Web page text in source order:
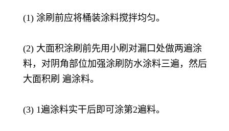
(1) 涂刷前应将桶装涂料搅拌均匀。
(2) 大面积涂刷前先用小刷对漏口处做两遍涂
料，对阴角部位加强涂刷防水涂料三遍，然后
大面积刷 遍涂料。
(3) 1遍涂料实干后即可涂第2遍料。